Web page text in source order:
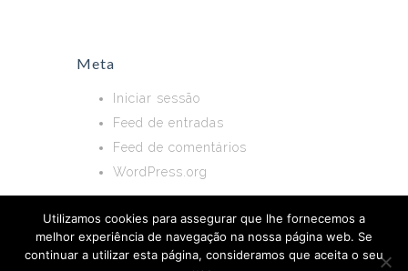
Meta
Iniciar sessão
Feed de entradas
Feed de comentários
WordPress.org
Utilizamos cookies para assegurar que lhe fornecemos a
melhor experiência de navegação na nossa página web. Se
continuar a utilizar esta página, consideramos que aceita o seu